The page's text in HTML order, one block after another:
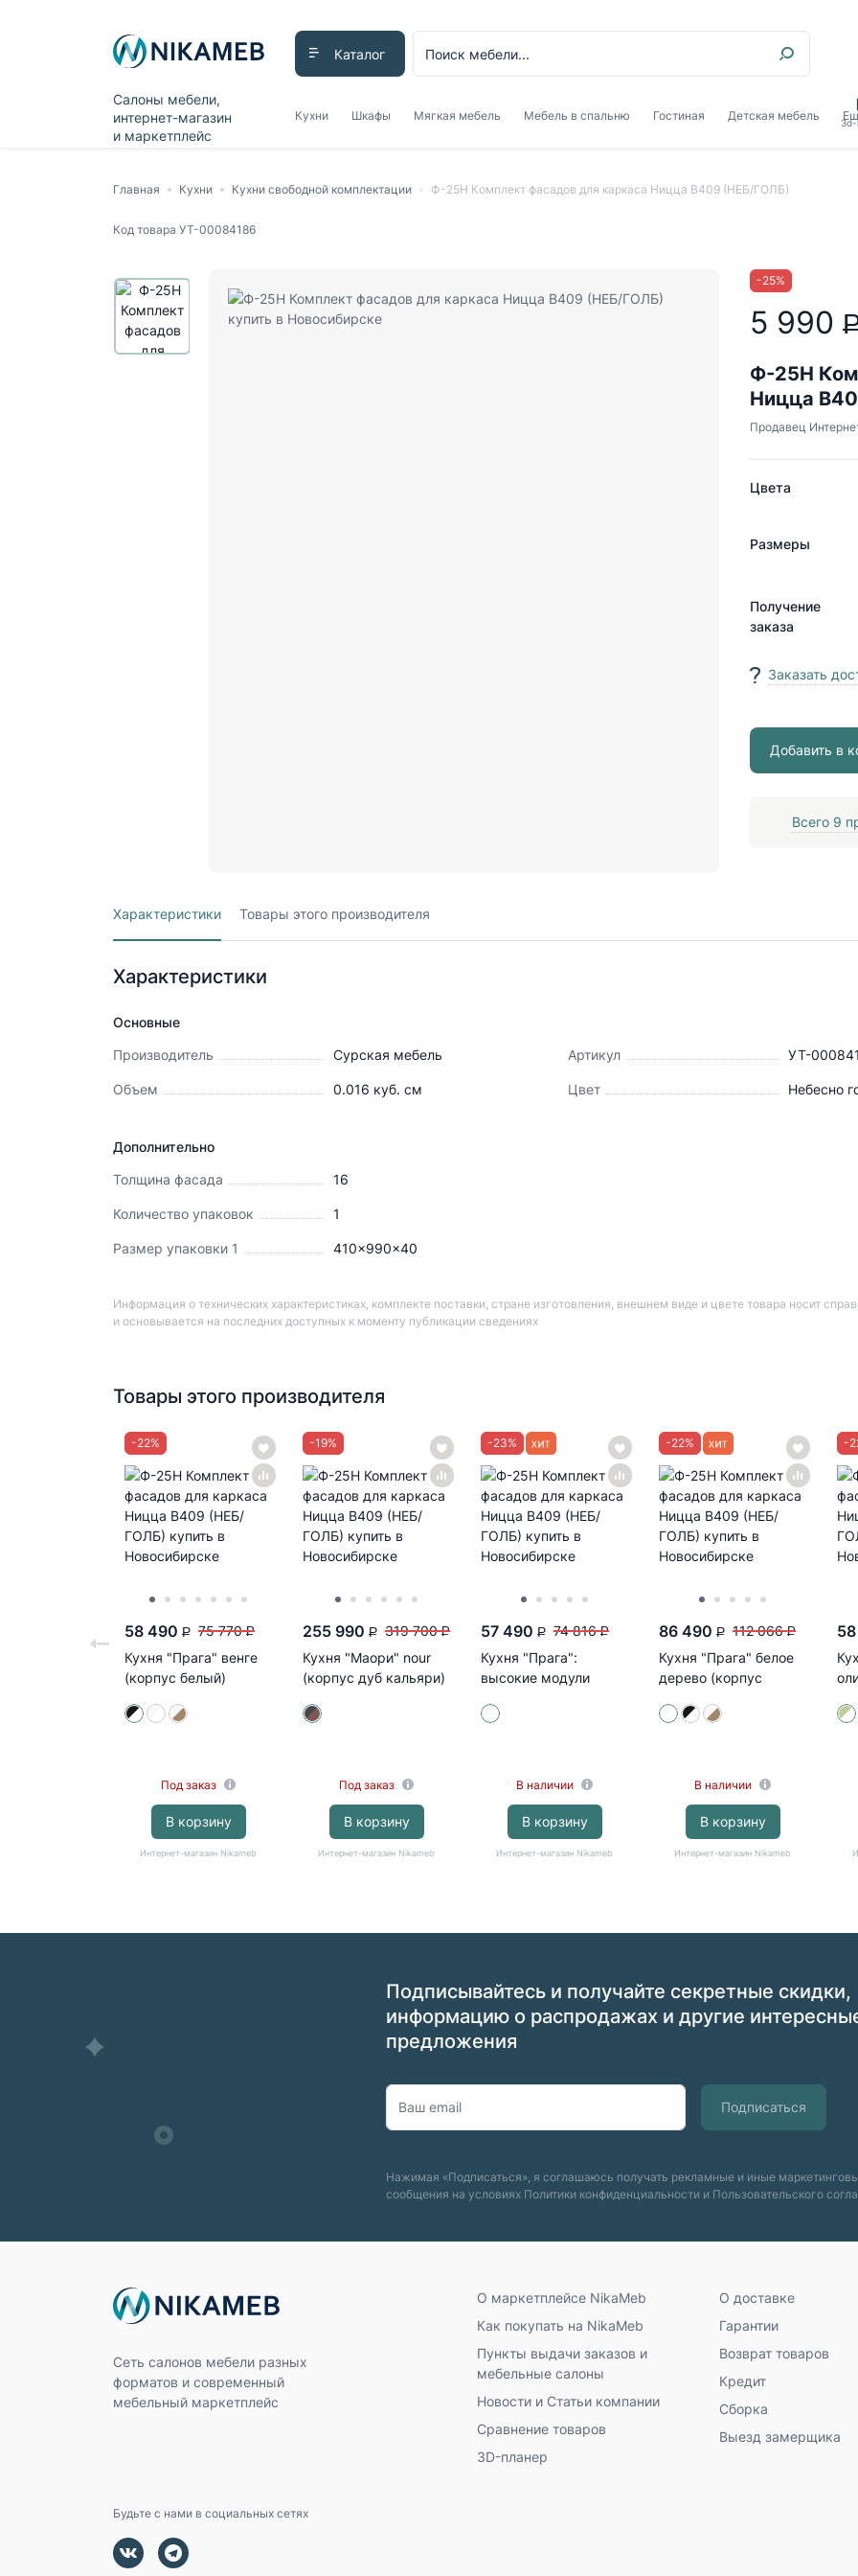
Каталог
Салоны мебели,
интернет-магазин
и маркетплейс
Кухни Шкафы Мягкая мебель Мебель в спальню Гостиная Детская мебель
Главная Кухни Кухни свободной комплектации Ф-25Н Комплект фасадов для каркаса Ницца В409 (НЕБ/ГОЛБ)
Код товара УТ-00084186
-25%
5 990
Ф-25Н
Ницца
Продавец
Цвета
Размеры
Получение
заказа
Заказать
Добавить в
Всего 9
Характеристики Товары этого производителя
Характеристики
Основные
Производитель
Сурская мебель
Объем 0.016 куб. см
Артикул УТ-
Цвет Небесно
Дополнительно
Толщина фасада
16
Количество упаковок 1
Размер упаковки 1 410x990x40
Информация о технических характеристиках, комплекте поставки, стране изготовления, внешнем виде и цвете товара носит
и основывается на последних доступных к моменту публикации сведениях
Товары этого производителя
-22%
58 490 P 75 770 P
Кухня "Прага" венге
(корпус белый)
Под заказ
В корзину
Интернет-магазин Nikameb
-19%
255 990 P 319 700 P
Кухня "Маори" nour
(корпус дуб кальяри)
Под заказ
В корзину
Интернет-магазин Nikameb
-23%
57 490 P 74 816 P
Кухня "Прага":
высокие модули
белый)
В наличии
В корзину
Интернет-магазин Nikameb
-22%
86 490 P 112 066 P
Кухня "Прага" белое
дерево (корпус
В наличии
В корзину
Интернет-магазин Nikameb
-
Подписывайтесь и получайте секретные скидки,
информацию о распродажах и другие
предложения
Нажимая «Подписаться», я соглашаюсь получать рекламные и иные
сообщения на условиях Политики конфиденциальности и Пользовательского
Сеть салонов мебели разных
форматов и современный
мебельный маркетплейс
О маркетплейсе NikaMeb
Как покупать на NikaMeb
Пункты выдачи заказов и
мебельные салоны
Новости и Статьи компании
Сравнение товаров
3D-планер
О доставке
Гарантии
Возврат товаров
Кредит
Сборка
Выезд замерщика
Будьте с нами в социальных сетях